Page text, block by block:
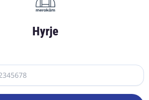
Hyrje